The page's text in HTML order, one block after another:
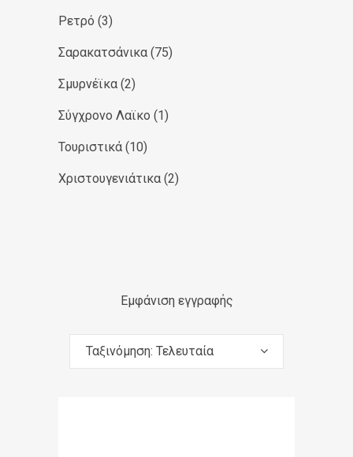
Ρετρό (3)
Σαρακατσάνικα (75)
Σμυρνέϊκα (2)
Σύγχρονο Λαϊκο (1)
Τουριστικά (10)
Χριστουγενιάτικα (2)
Εμφάνιση εγγραφής
Ταξινόμηση: Τελευταία